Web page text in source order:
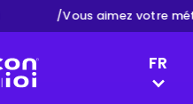
/Vous aimez votre
FR